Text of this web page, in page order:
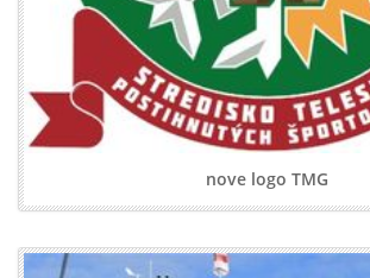
nove logo TMG